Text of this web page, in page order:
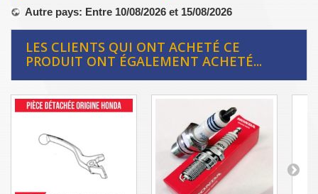
Autre pays: Entre 10/08/2026 et 15/08/2026
LES CLIENTS QUI ONT ACHETÉ CE
PRODUIT ONT ÉGALEMENT ACHETÉ...